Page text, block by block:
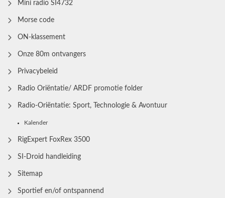
Mini radio SI4732
Morse code
ON-klassement
Onze 80m ontvangers
Privacybeleid
Radio Oriëntatie/ ARDF promotie folder
Radio‑Oriëntatie: Sport, Technologie & Avontuur
Kalender
RigExpert FoxRex 3500
SI-Droid handleiding
Sitemap
Sportief en/of ontspannend